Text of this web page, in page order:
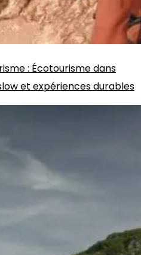
: Écotourisme dans
et expériences durables